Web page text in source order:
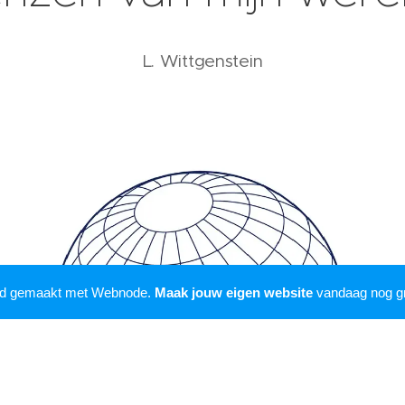
L. Wittgenstein
gemaakt met Webnode. Maak jouw eigen websitevandaag nog